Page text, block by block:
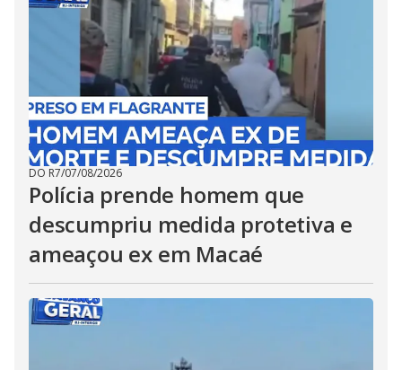
DO R7/07/08/2026
Polícia prende homem que
descumpriu medida protetiva e
ameaçou ex em Macaé